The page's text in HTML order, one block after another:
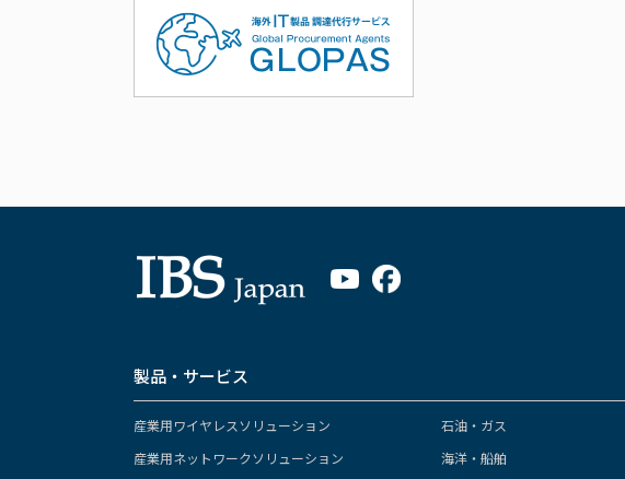
製品・サービス
産業用ワイヤレスソリューション
産業用ネットワークソリューション
石油・ガス
海洋・船舶